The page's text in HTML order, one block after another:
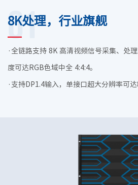
8K处理，行业旗舰
01
·全链路支持 8K 高清视频信号采集、处
度可达RGB色域中全 4:4:4。
·支持DP1.4输入，单接口超大分辨率可达